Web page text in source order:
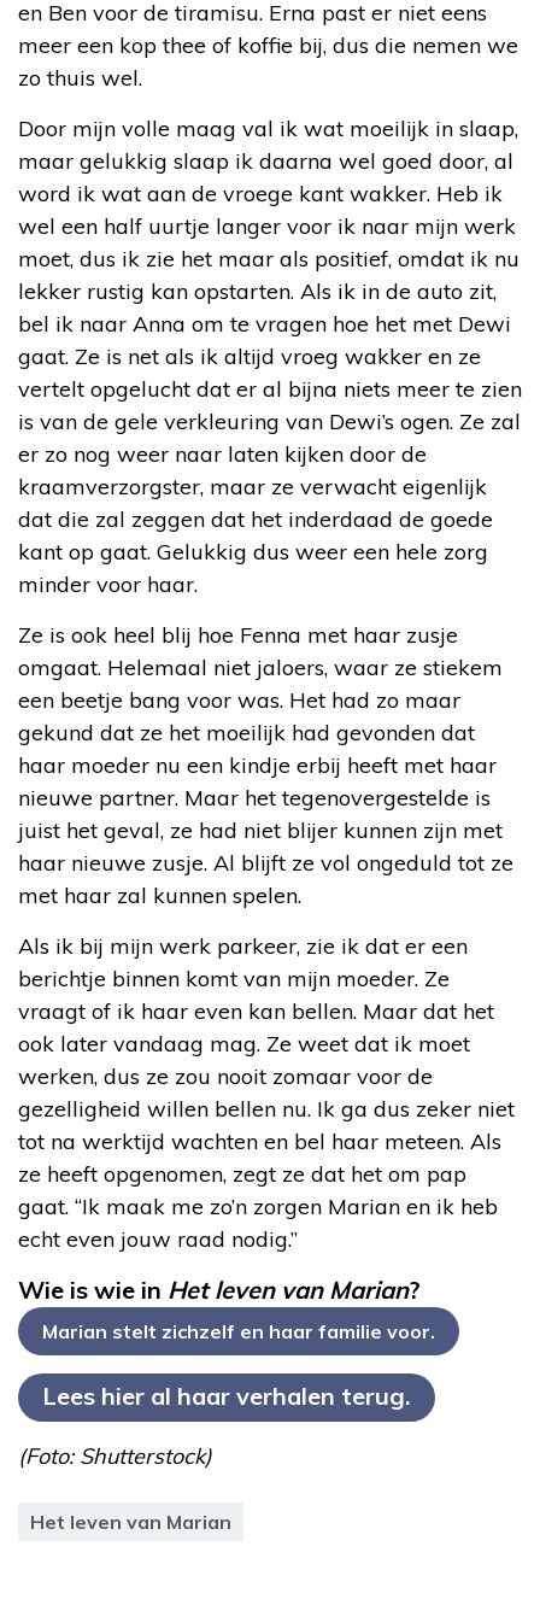
en Ben voor de tiramisu. Erna past er niet eens
meer een kop thee of koffie bij, dus die nemen we
zo thuis wel.
Door mijn volle maag val ik wat moeilijk in slaap,
maar gelukkig slaap ik daarna wel goed door, al
word ik wat aan de vroege kant wakker. Heb ik
wel een half uurtje langer voor ik naar mijn werk
moet, dus ik zie het maar als positief, omdat ik nu
lekker rustig kan opstarten. Als ik in de auto zit,
bel ik naar Anna om te vragen hoe het met Dewi
gaat. Ze is net als ik altijd vroeg wakker en ze
vertelt opgelucht dat er al bijna niets meer te zien
is van de gele verkleuring van Dewi’s ogen. Ze zal
er zo nog weer naar laten kijken door de
kraamverzorgster, maar ze verwacht eigenlijk
dat die zal zeggen dat het inderdaad de goede
kant op gaat. Gelukkig dus weer een hele zorg
minder voor haar.
Ze is ook heel blij hoe Fenna met haar zusje
omgaat. Helemaal niet jaloers, waar ze stiekem
een beetje bang voor was. Het had zo maar
gekund dat ze het moeilijk had gevonden dat
haar moeder nu een kindje erbij heeft met haar
nieuwe partner. Maar het tegenovergestelde is
juist het geval, ze had niet blijer kunnen zijn met
haar nieuwe zusje. Al blijft ze vol ongeduld tot ze
met haar zal kunnen spelen.
Als ik bij mijn werk parkeer, zie ik dat er een
berichtje binnen komt van mijn moeder. Ze
vraagt of ik haar even kan bellen. Maar dat het
ook later vandaag mag. Ze weet dat ik moet
werken, dus ze zou nooit zomaar voor de
gezelligheid willen bellen nu. Ik ga dus zeker niet
tot na werktijd wachten en bel haar meteen. Als
ze heeft opgenomen, zegt ze dat het om pap
gaat. “Ik maak me zo’n zorgen Marian en ik heb
echt even jouw raad nodig.”
Wie is wie in Het leven van Marian?
Marian stelt zichzelf en haar familie voor.
Lees hier al haar verhalen terug.
(Foto: Shutterstock)
Het leven van Marian